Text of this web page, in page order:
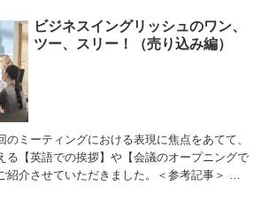
ビジネスイングリッシュのワン、
ツー、スリー！（売り込み編）
のミーティングにおける表現に焦点をあてて、
る【英語での挨拶】や【会議のオープニングで
紹介させていただきました。＜参考記事＞ ビ